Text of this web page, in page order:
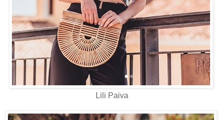
Lili Paiva